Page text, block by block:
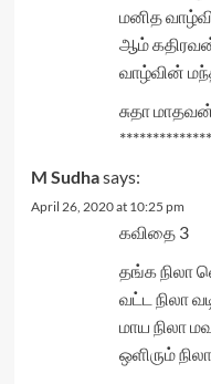
மனித
ஆம்
வாழ்வின்
சுதா
M Sudhasays:
April 26, 2020 at 10:25 pm
கவிதை 3
தங்க நிலா
வட்ட நிலா
மாய நிலா
ஒளிரும்